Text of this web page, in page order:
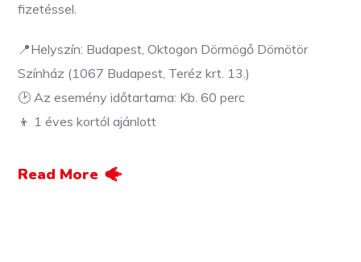
fizetéssel.
📍Helyszín: Budapest, Oktogon Dörmögő Dömötör
Színház (1067 Budapest, Teréz krt. 13.)
🕑 Az esemény időtartama: Kb. 60 perc
👦 1 éves kortól ajánlott
Read More